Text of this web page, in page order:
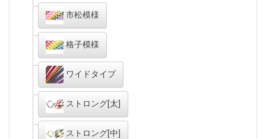
市松模様
格子模様
ワイドタイプ
ストロング[太]
ストロング[中]